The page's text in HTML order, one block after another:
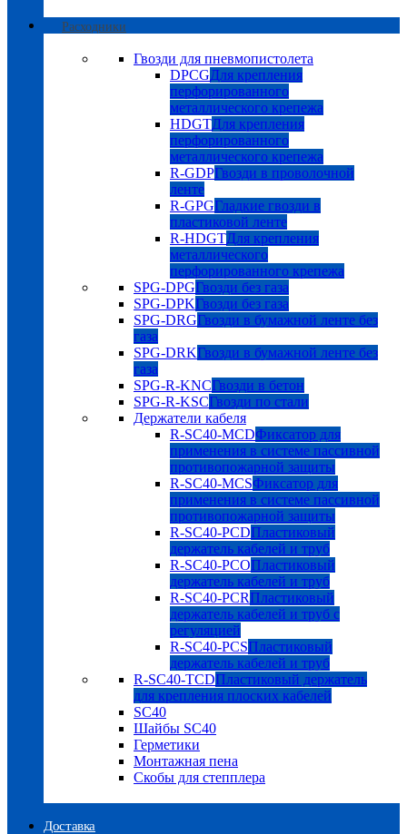
Расходники
Гвозди для пневмопистолета
DPCGДля крепления
перфорированного
металлического крепежа
HDGTДля крепления
перфорированного
металлического крепежа
R-GDPГвозди в проволочной
ленте
R-GPGГладкие гвозди в
пластиковой ленте
R-HDGTДля крепления
металлического
перфорированного крепежа
SPG-DPGГвозди без газа
SPG-DPKГвозди без газа
SPG-DRGГвозди в бумажной ленте без
газа
SPG-DRKГвозди в бумажной ленте без
газа
SPG-R-KNCГвозди в бетон
SPG-R-KSCГвозди по стали
Держатели кабеля
R-SC40-MCDФиксатор для
применения в системе пассивной
противопожарной защиты
R-SC40-MCSФиксатор для
применения в системе пассивной
противопожарной защиты
R-SC40-PCDПластиковый
держатель кабелей и труб
R-SC40-PCOПластиковый
держатель кабелей и труб
R-SC40-PCRПластиковый
держатель кабелей и труб с
регуляцией
R-SC40-PCSПластиковый
держатель кабелей и труб
R-SC40-TCDПластиковый держатель
для крепления плоских кабелей
SC40
Шайбы SC40
Герметики
Монтажная пена
Скобы для степплера
Доставка